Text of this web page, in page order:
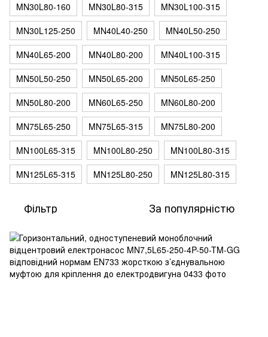
MN30L80-160
MN30L80-315
MN30L100-315
MN30L125-250
MN40L40-250
MN40L50-250
MN40L65-200
MN40L80-200
MN40L100-315
MN50L50-250
MN50L65-200
MN50L65-250
MN50L80-200
MN60L65-250
MN60L80-200
MN75L65-250
MN75L65-315
MN75L80-200
MN100L65-315
MN100L80-250
MN100L80-315
MN125L65-315
MN125L80-250 MN125L80-315
Фільтр За популярністю